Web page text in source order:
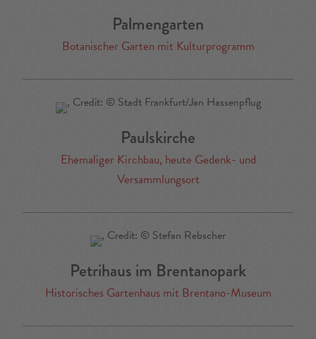
Palmengarten
Botanischer Garten mit Kulturprogramm
Paulskirche
Ehemaliger Kirchbau, heute Gedenk- und
Versammlungsort
Petrihaus im Brentanopark
Historisches Gartenhaus mit Brentano-Museum